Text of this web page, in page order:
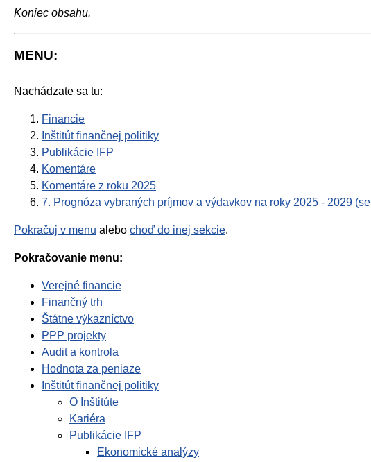
Koniec obsahu.
MENU:
Nachádzate sa tu:
Financie
Inštitút finančnej politiky
Publikácie IFP
Komentáre
Komentáre z roku 2025
7. Prognóza vybraných príjmov a výdavkov na roky 2025 - 2029
Pokračuj v menu alebo choď do inej sekcie.
Pokračovanie menu:
Verejné financie
Finančný trh
Štátne výkazníctvo
PPP projekty
Audit a kontrola
Hodnota za peniaze
Inštitút finančnej politiky
O Inštitúte
Kariéra
Publikácie IFP
Ekonomické analýzy